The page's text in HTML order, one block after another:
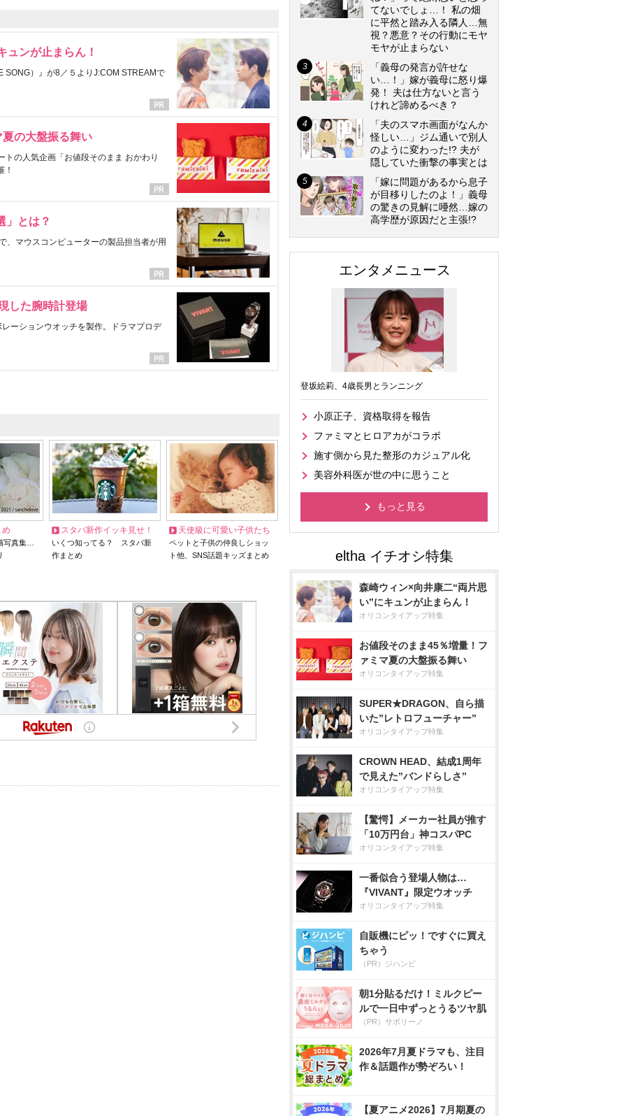
ュンが止まらん！
SONG）』が8／５よりJ:COM STREAMで
の大盤振る舞い
の人気企画「お値段そのまま おかわり
！
」とは？
、マウスコンピューターの製品担当者が用
した腕時計登場
ーションウオッチを製作。ドラマプロデ
め
写真集…
スタバ新作イッキ見せ！
いくつ知ってる？ スタバ新
作まとめ
天使級に可愛い子供たち
ペットと子供の仲良しショッ
ト他、SNS話題キッズまとめ
てないでしょ…！ 私の畑
に平然と踏み入る隣人…無
視？悪意？その行動にモヤ
モヤが止まらない
「義母の発言が許せな
い…！」嫁が義母に怒り爆
発！ 夫は仕方ないと言う
けれど諦めるべき？
「夫のスマホ画面がなんか
怪しい…」ジム通いで別人
のように変わった!? 夫が
隠していた衝撃の事実とは
「嫁に問題があるから息子
が目移りしたのよ！」義母
の驚きの見解に唖然…嫁の
高学歴が原因だと主張!?
エンタメニュース
登坂絵莉、4歳長男とランニング
小原正子、資格取得を報告
ファミマとヒロアカがコラボ
施す側から見た整形のカジュアル化
美容外科医が世の中に思うこと
もっと見る
森崎ウィン×向井康二“両片思
い”にキュンが止まらん！
オリコンタイアップ特集
お値段そのまま45％増量！フ
ァミマ夏の大盤振る舞い
オリコンタイアップ特集
SUPER★DRAGON、自ら描
いた”レトロフューチャー”
オリコンタイアップ特集
CROWN HEAD、結成1周年
で見えた”バンドらしさ”
オリコンタイアップ特集
【驚愕】メーカー社員が推す
「10万円台」神コスパPC
オリコンタイアップ特集
一番似合う登場人物は…
『VIVANT』限定ウオッチ
オリコンタイアップ特集
自販機にピッ！ですぐに買え
ちゃう
（PR）ジハンピ
朝1分貼るだけ！ミルクピー
ルで一日中ずっとうるツヤ肌
（PR）サボリーノ
2026年7月夏ドラマも、注目
作＆話題作が勢ぞろい！
【夏アニメ2026】7月期夏の